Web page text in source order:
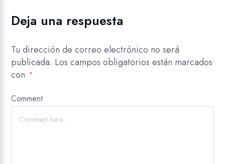
Deja una respuesta
Tu dirección de correo electrónico no será
publicada. Los campos obligatorios están marcados
con
*
Comment